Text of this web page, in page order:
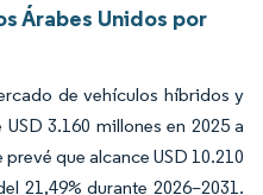
Árabes Unidos por
de vehículos híbridos y
3.160 millones en 2025 a
que alcance USD 10.210
21,49% durante 2026–2031.